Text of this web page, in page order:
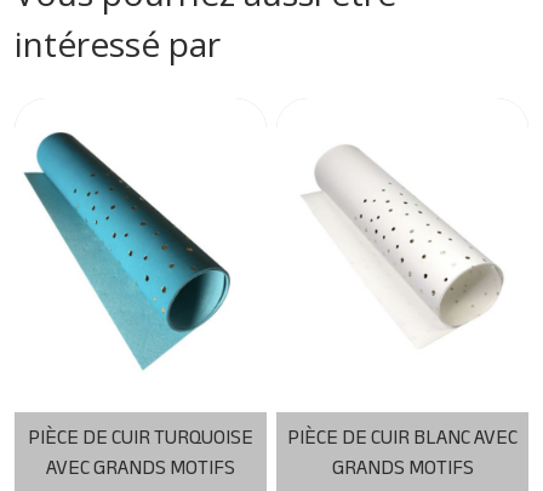
intéressé par
PIÈCE DE CUIR TURQUOISE
AVEC GRANDS MOTIFS
PIÈCE DE CUIR BLANC AVEC
GRANDS MOTIFS